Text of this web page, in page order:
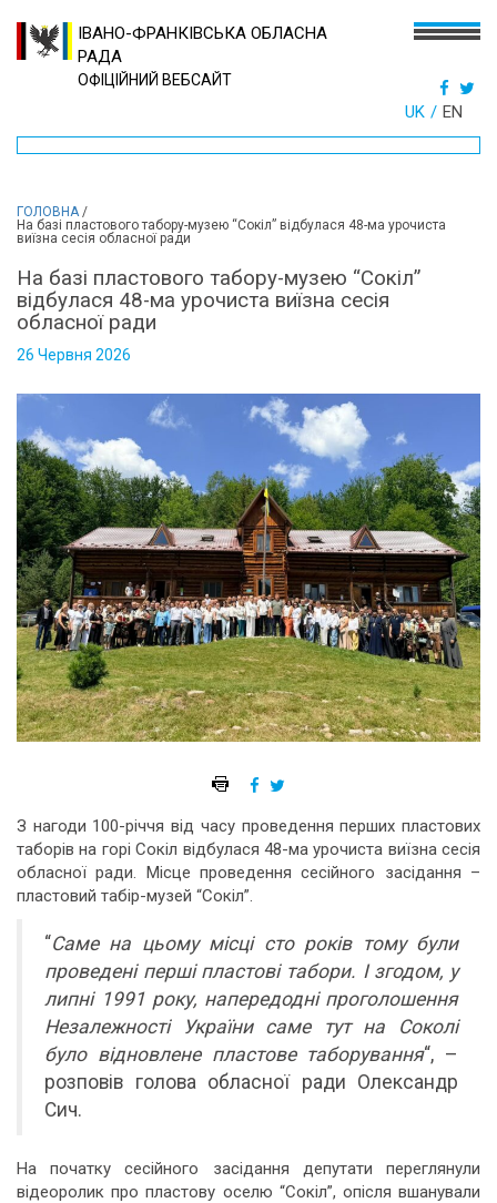
ІВАНО-ФРАНКІВСЬКА ОБЛАСНА
РАДА
ОФІЦІЙНИЙ ВЕБСАЙТ
UK EN
ГОЛОВНА/
На базі пластового табору-музею “Сокіл” відбулася 48-ма урочиста
виїзна сесія обласної ради
На базі пластового табору-музею “Сокіл”
відбулася 48-ма урочиста виїзна сесія
обласної ради
26 Червня 2026
З нагоди 100-річчя від часу проведення перших пластових
таборів на горі Сокіл відбулася 48-ма урочиста виїзна сесія
обласної ради. Місце проведення сесійного засідання –
пластовий табір-музей “Сокіл”.
“Саме на цьому місці сто років тому були
проведені перші пластові табори. І згодом, у
липні 1991 року, напередодні проголошення
Незалежності України саме тут на Соколі
було відновлене пластове таборування“, –
розповів голова обласної ради Олександр
Сич.
На початку сесійного засідання депутати переглянули
відеоролик про пластову оселю “Сокіл”, опісля вшанували